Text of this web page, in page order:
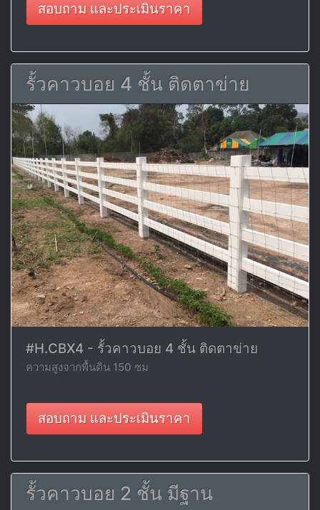
สอบถาม และประเมินราคา
รั้วคาวบอย 4 ชั้น ติดตาข่าย
#H.CBX4 - รั้วคาวบอย 4 ชั้น ติดตาข่าย
ความสูงจากพื้นดิน 150 ซม
สอบถาม และประเมินราคา
รั้วคาวบอย 2 ชั้น มีฐาน